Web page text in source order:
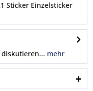
Sticker Einzelsticker
mehr